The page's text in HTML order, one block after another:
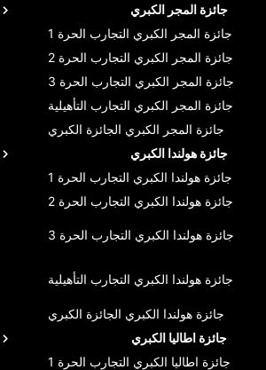
جائزة المجر الكبري
جائزة المجر الكبري التجارب الحرة 1
جائزة المجر الكبري التجارب الحرة 2
جائزة المجر الكبري التجارب الحرة 3
جائزة المجر الكبري التجارب التأهيلية
جائزة المجر الكبري الجائزة الكبري
جائزة هولندا الكبري
جائزة هولندا الكبري التجارب الحرة 1
جائزة هولندا الكبري التجارب الحرة 2
جائزة هولندا الكبري التجارب الحرة 3
جائزة هولندا الكبري التجارب التأهيلية
جائزة هولندا الكبري الجائزة الكبري
جائزة اطاليا الكبري
جائزة اطاليا الكبري التجارب الحرة 1